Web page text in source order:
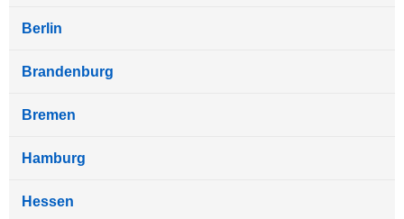
Berlin
Brandenburg
Bremen
Hamburg
Hessen